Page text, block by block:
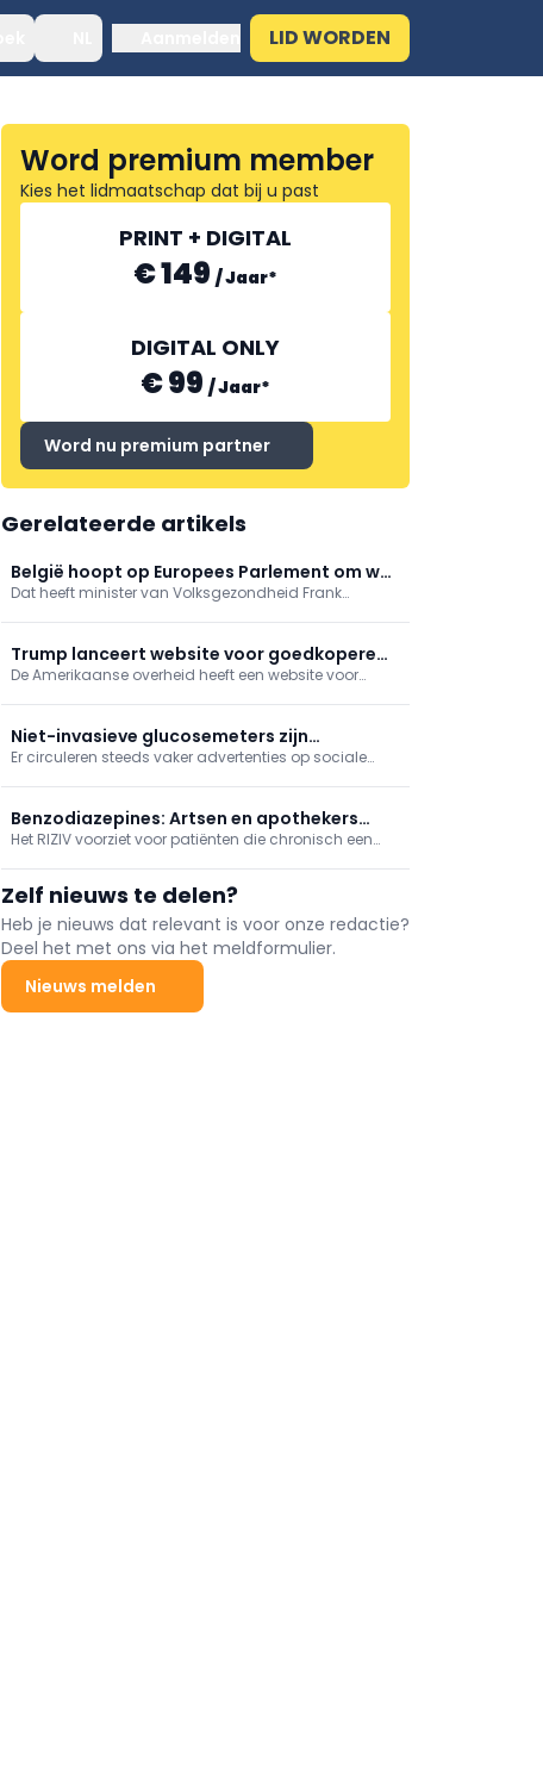
LID WORDEN
Word premium member
Kies het lidmaatschap dat bij u past
PRINT + DIGITAL
€ 149 /Jaar*
DIGITAL ONLY
€ 99 /Jaar*
Word nu premium partner
Gerelateerde artikels
België hoopt op Europees Parlement om wet
over kritieke geneesmiddelen te verbeteren
Dat heeft minister van Volksgezondheid Frank
Trump lanceert website voor goedkopere
geneesmiddelen
De Amerikaanse overheid heeft een website voor
hem vernoemde portaal - TrumpRx.gov -
donderdag voor.
Niet-invasieve glucosemeters zijn
onbetrouwbaar
Er circuleren steeds vaker advertenties op sociale
product op de Europese markt dat dit op een
betrouwbare en veilige manier kan doen.
Benzodiazepines: Artsen en apothekers
spelen rol in geleidelijke afbouw
Het RIZIV voorziet voor patiënten die chronisch een
programma om het gebruik geleidelijk af te bouwen.
Zowel artsen als apothekers spelen hierin een rol.
Zelf nieuws te delen?
Heb je nieuws dat relevant is voor onze redactie?
Deel het met ons via het meldformulier.
Nieuws melden